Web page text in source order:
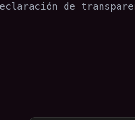
de